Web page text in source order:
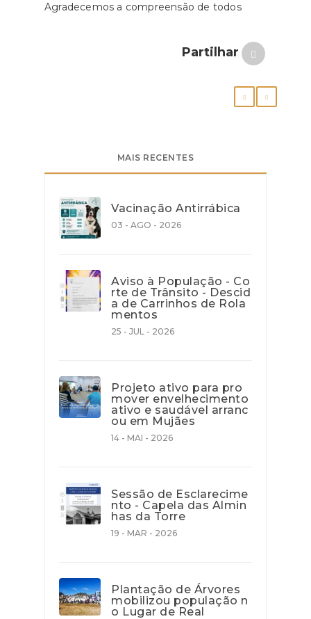
Agradecemos a compreensão de todos
Partilhar
MAIS RECENTES
Vacinação Antirrábica
03 - AGO - 2026
Aviso à População - Co
rte de Trânsito - Descid
a de Carrinhos de Rola
mentos
25 - JUL - 2026
Projeto ativo para pro
mover envelhecimento
ativo e saudável arranc
ou em Mujães
14 - MAI - 2026
Sessão de Esclarecime
nto - Capela das Almin
has da Torre
19 - MAR - 2026
Plantação de Árvores
mobilizou população n
o Lugar de Real